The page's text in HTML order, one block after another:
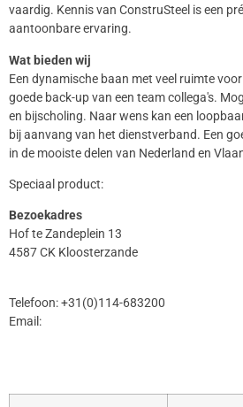
vaardig. Kennis van ConstruSteel is een
aantoonbare ervaring.
Wat bieden wij
Een dynamische baan met veel ruimte
goede back-up van een team collega's.
en bijscholing. Naar wens kan een
bij aanvang van het dienstverband. Een
in de mooiste delen van Nederland en
Speciaal product:
Bezoekadres
Hof te Zandeplein 13
4587 CK Kloosterzande
Telefoon: +31(0)114-683200
Email: